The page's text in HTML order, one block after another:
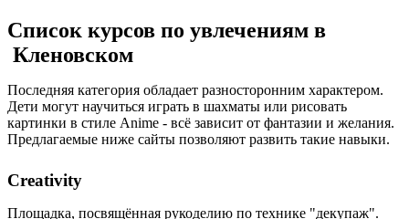
Список курсов по увлечениям в
Кленовском
Последняя категория обладает разносторонним характером.
Дети могут научиться играть в шахматы или рисовать
картинки в стиле Anime - всё зависит от фантазии и желания.
Предлагаемые ниже сайты позволяют развить такие навыки.
Creativity
Площадка, посвящённая рукоделию по технике "декупаж".